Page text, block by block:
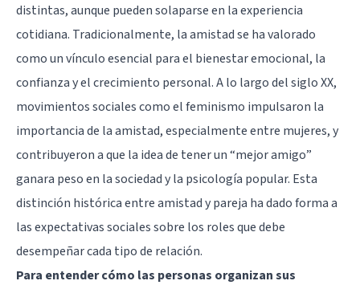
distintas, aunque pueden solaparse en la experiencia
cotidiana. Tradicionalmente, la amistad se ha valorado
como un vínculo esencial para el bienestar emocional, la
confianza y el crecimiento personal. A lo largo del siglo XX,
movimientos sociales como el feminismo impulsaron la
importancia de la amistad, especialmente entre mujeres, y
contribuyeron a que la idea de tener un “mejor amigo”
ganara peso en la sociedad y la psicología popular. Esta
distinción histórica entre amistad y pareja ha dado forma a
las expectativas sociales sobre los roles que debe
desempeñar cada tipo de relación.
Para entender cómo las personas organizan sus